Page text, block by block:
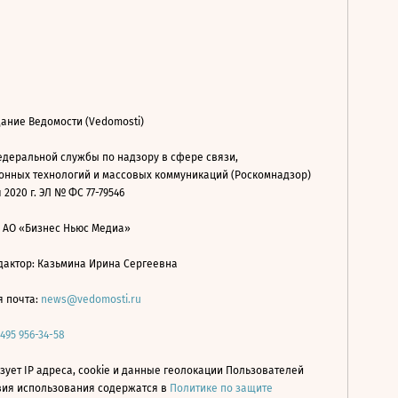
Ведомости (Vedomosti)
службы по надзору в сфере связи,
технологий и массовых коммуникаций (Роскомнадзор)
2020 г. ЭЛ № ФС 77-79546
АО «Бизнес Ньюс Медиа»
Казьмина Ирина Сергеевна
почта: news@vedomosti.ru
495 956-34-58
IP адреса, cookie и данные геолокации Пользователей
использования содержатся в Политике по защите